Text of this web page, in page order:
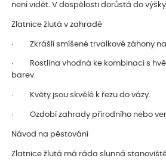
není vidět. V dospělosti dorůstá do
Zlatnice žlutá v zahradě
· Zkrášlí smíšené trvalkové záhony na
· Rostlina vhodná ke kombinaci s
barev.
· Květy jsou skvělé k řezu do vázy.
· Ozdobí zahrady přírodního nebo
Návod na pěstování
Zlatnice žlutá má ráda slunná